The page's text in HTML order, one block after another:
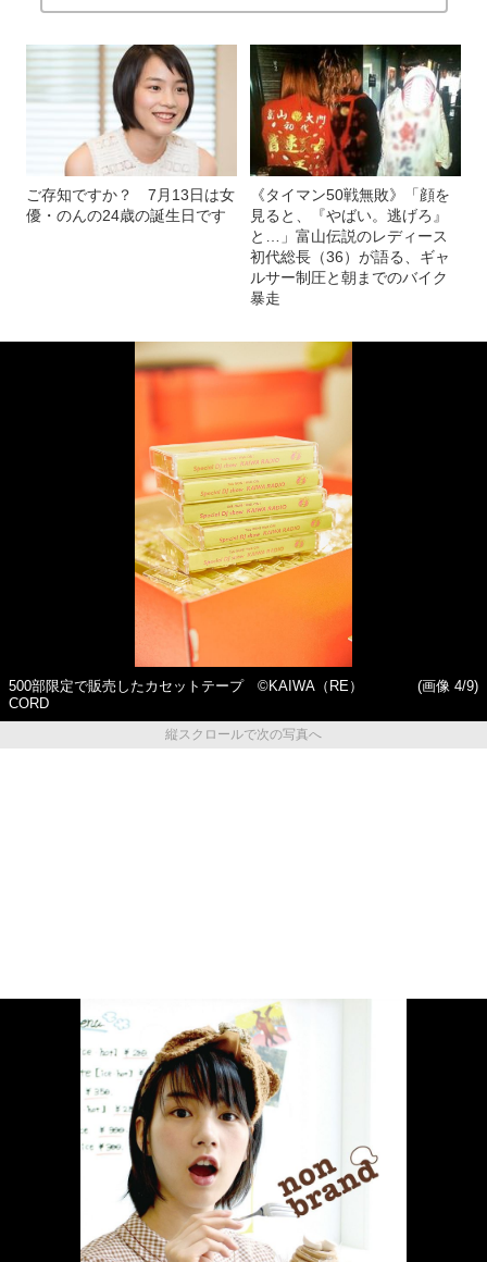
ご存知ですか？ 7月13日は女
優・のんの24歳の誕生日です
《タイマン50戦無敗》「顔を
見ると、『やばい。逃げろ』
と…」富山伝説のレディース
初代総長（36）が語る、ギャ
ルサー制圧と朝までのバイク
暴走
500部限定で販売したカセットテープ ©KAIWA（RE）
CORD
(画像 4/9)
縦スクロールで次の写真へ